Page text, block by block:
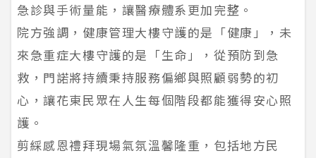
急診與手術量能，讓醫療體系更加完整。
院方強調，健康管理大樓守護的是「健康」，未
來急重症大樓守護的是「生命」，從預防到急
救，門諾將持續秉持服務偏鄉與照顧弱勢的初
心，讓花東民眾在人生每個階段都能獲得安心照
護。
剪綵感恩禮拜現場氣氛溫馨隆重，包括地方民